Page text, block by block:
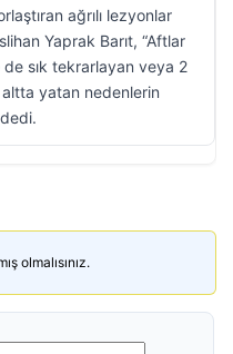
ağrılı lezyonlar
Yaprak Barıt, “Aftlar
sık tekrarlayan veya 2
yatan nedenlerin
olmalısınız.